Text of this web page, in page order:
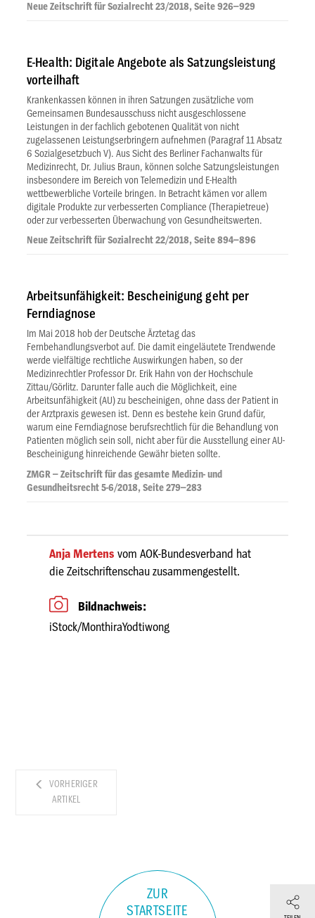
Neue Zeitschrift für Sozialrecht 23/2018, Seite 926–929
E-Health: Digitale Angebote als Satzungsleistung
vorteilhaft
Krankenkassen können in ihren Satzungen zusätzliche vom
Gemeinsamen Bundesausschuss nicht ausgeschlossene
Leistungen in der fachlich gebotenen Qualität von nicht
zugelassenen Leistungserbringern aufnehmen (Paragraf 11 Absatz
6 Sozialgesetzbuch V). Aus Sicht des Berliner Fachanwalts für
Medizinrecht, Dr. Julius Braun, können solche Satzungsleistungen
insbesondere im Bereich von Telemedizin und E-Health
wettbewerbliche Vorteile bringen. In Betracht kämen vor allem
digitale Produkte zur verbesserten Compliance (Therapietreue)
oder zur verbesserten Überwachung von Gesundheitswerten.
Neue Zeitschrift für Sozialrecht 22/2018, Seite 894–896
Arbeitsunfähigkeit: Bescheinigung geht per
Ferndiagnose
Im Mai 2018 hob der Deutsche Ärztetag das
Fernbehandlungsverbot auf. Die damit eingeläutete Trendwende
werde vielfältige rechtliche Auswirkungen haben, so der
Medizinrechtler Professor Dr. Erik Hahn von der Hochschule
Zittau/Görlitz. Darunter falle auch die Möglichkeit, eine
Arbeitsunfähigkeit (AU) zu bescheinigen, ohne dass der Patient in
der Arztpraxis gewesen ist. Denn es bestehe kein Grund dafür,
warum eine Ferndiagnose berufsrechtlich für die Behandlung von
Patienten möglich sein soll, nicht aber für die Ausstellung einer AU-
Bescheinigung hinreichende Gewähr bieten sollte.
ZMGR – Zeitschrift für das gesamte Medizin- und
Gesundheitsrecht 5-6/2018, Seite 279–283
Anja Mertens vom AOK-Bundesverband hat
die Zeitschriftenschau zusammengestellt.
Bildnachweis:
iStock/MonthiraYodtiwong
VORHERIGER
ARTIKEL
ZUR
STARTSEITE